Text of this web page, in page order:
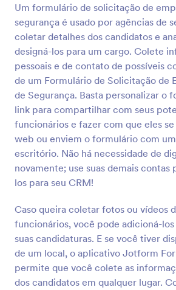
Um formulário de solicitação de
segurança é usado por agências de
coletar detalhes dos candidatos e
designá-los para um cargo. Colete
pessoais e de contato de possíveis
de um Formulário de Solicitação de
de Segurança. Basta personalizar o
link para compartilhar com seus
funcionários e fazer com que eles
web ou enviem o formulário com
escritório. Não há necessidade de
novamente; use suas demais contas
los para seu CRM!
Caso queira coletar fotos ou vídeos
funcionários, você pode adicioná-
suas candidaturas. E se você tiver
de um local, o aplicativo Jotform
permite que você colete as
dos candidatos em qualquer lugar.
Visualizar